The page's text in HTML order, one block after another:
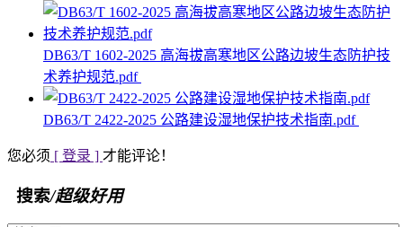
DB63/T 1602-2025 高海拔高寒地区公路边坡生态防护技
术养护规范.pdf
DB63/T 2422-2025 公路建设湿地保护技术指南.pdf
您必须 [ 登录 ] 才能评论！
搜索/超级好用